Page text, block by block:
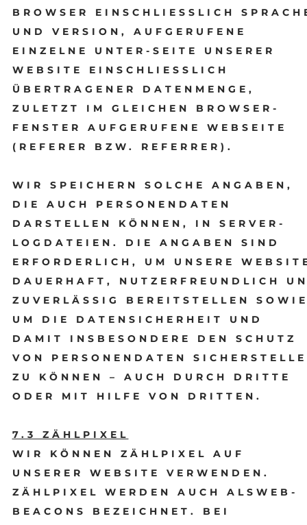
BROWSER EINSCHLIESSLICH
UND VERSION, AUFGERUFENE
EINZELNE UNTER-SEITE UNSERER
WEBSITE EINSCHLIESSLICH
ÜBERTRAGENER DATENMENGE,
ZULETZT IM GLEICHEN BROWSER-
FENSTER AUFGERUFENE WEBSEITE
(REFERER BZW. REFERRER).
WIR SPEICHERN SOLCHE ANGABEN,
DIE AUCH PERSONENDATEN
DARSTELLEN KÖNNEN, IN SERVER-
LOGDATEIEN. DIE ANGABEN SIND
ERFORDERLICH, UM UNSERE
DAUERHAFT, NUTZERFREUNDLICH
ZUVERLÄSSIG BEREITSTELLEN
UM DIE DATENSICHERHEIT UND
DAMIT INSBESONDERE DEN SCHUTZ
VON PERSONENDATEN
ZU KÖNNEN – AUCH DURCH DRITTE
ODER MIT HILFE VON DRITTEN.
7.3 ZÄHLPIXEL
WIR KÖNNEN ZÄHLPIXEL AUF
UNSERER WEBSITE VERWENDEN.
ZÄHLPIXEL WERDEN AUCH ALSWEB-
BEACONS BEZEICHNET. BEI